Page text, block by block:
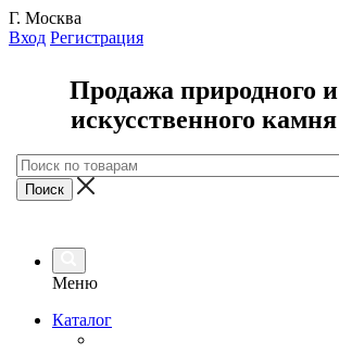
Г. Москва
Вход Регистрация
Продажа природного и
искусственного камня
Меню
Каталог